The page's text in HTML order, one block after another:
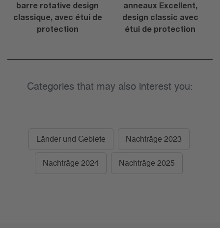
barre rotative design
classique, avec étui de
protection
anneaux Excellent,
design classic avec
étui de protection
Categories that may also interest you:
Länder und Gebiete Nachträge 2023
Nachträge 2024 Nachträge 2025